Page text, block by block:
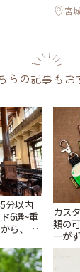
宮
らの記事もお
分以内
6選~重
ら、改
カス
類の
ーが
「
ぷ